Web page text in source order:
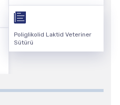
Poliglikolid Laktid Veteriner
Sütürü